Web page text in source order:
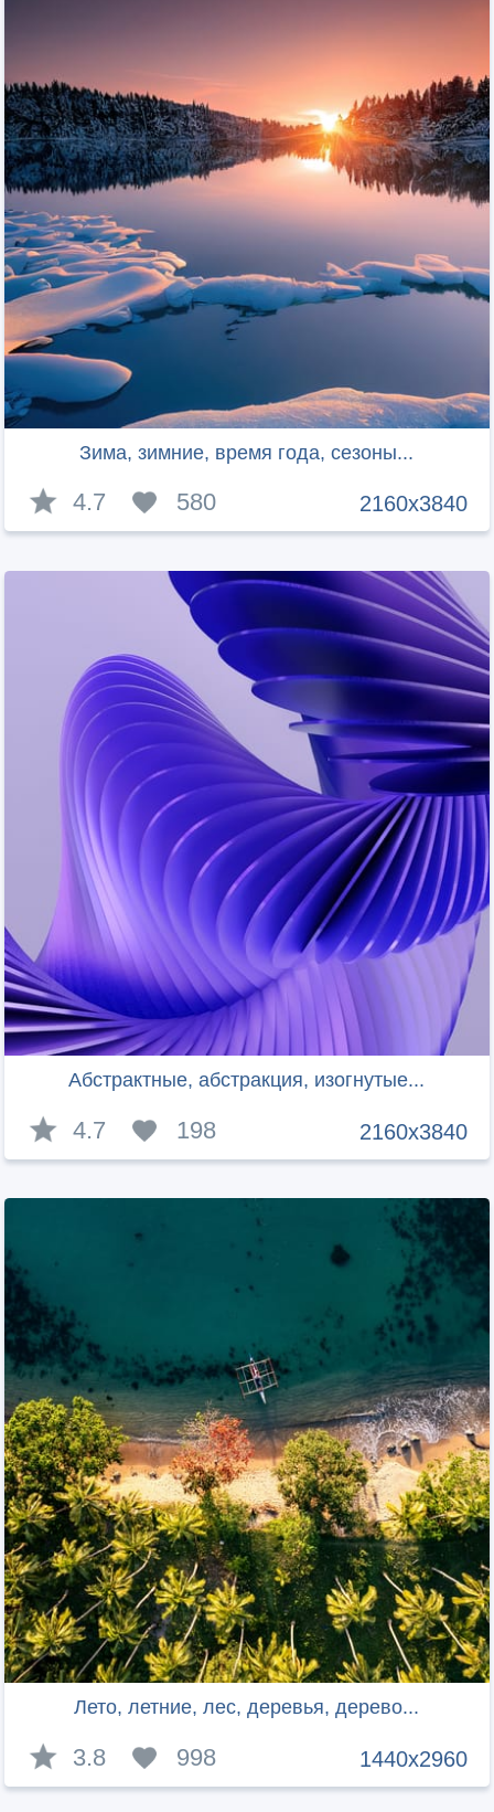
Зима, зимние, время года, сезоны...
2160x3840
4.7 580
Абстрактные, абстракция, изогнутые...
2160x3840
4.7 198
Лето, летние, лес, деревья, дерево...
1440x2960
3.8 998